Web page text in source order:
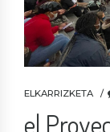
ELKARRIZKETA
el